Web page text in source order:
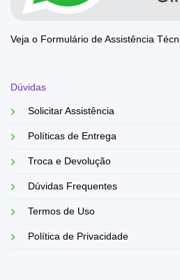
Veja o Formulário de Assistência
Dúvidas
Solicitar Assistência
Políticas de Entrega
Troca e Devolução
Dúvidas Frequentes
Termos de Uso
Política de Privacidade